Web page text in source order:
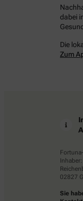
dabei
Die
Zum
02827
Sie